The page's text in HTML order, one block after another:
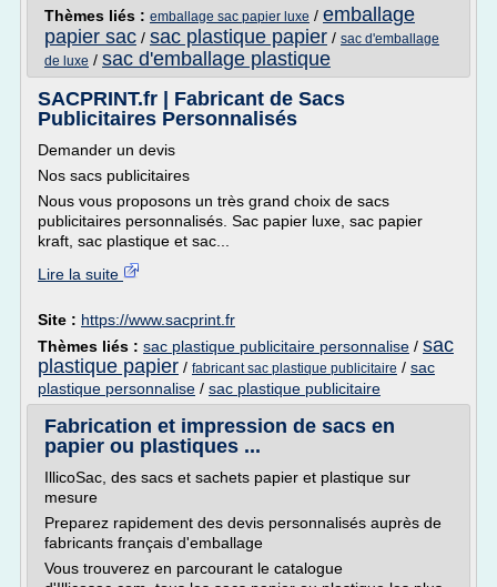
Thèmes liés : emballage sac papier luxe / emballage
papier sac / sac plastique papier / sac d'emballage
de luxe / sac d'emballage plastique
SACPRINT.fr | Fabricant de Sacs
Publicitaires Personnalisés
Demander un devis
Nos sacs publicitaires
Nous vous proposons un très grand choix de sacs
publicitaires personnalisés. Sac papier luxe, sac papier
kraft, sac plastique et sac...
Lire la suite
Site : https://www.sacprint.fr
Thèmes liés : sac plastique publicitaire personnalise / sac
plastique papier / fabricant sac plastique publicitaire / sac
plastique personnalise / sac plastique publicitaire
Fabrication et impression de sacs en
papier ou plastiques ...
IllicoSac, des sacs et sachets papier et plastique sur
mesure
Preparez rapidement des devis personnalisés auprès de
fabricants français d'emballage
Vous trouverez en parcourant le catalogue